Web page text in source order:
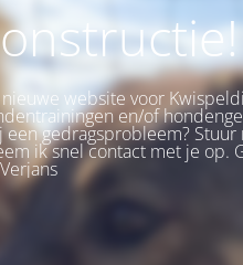
website voor
en/of
gedragsprobleem? Stuur
ik snel contact met je op.
Verjans